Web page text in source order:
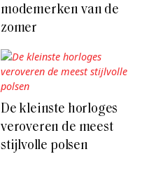
modemerken van de
zomer
De kleinste horloges
veroveren de meest
stijlvolle polsen